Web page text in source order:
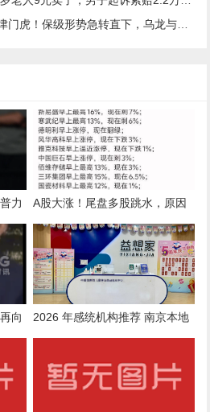
！保级形势急转直下，乌龙与失误成关键
力
A股大涨！尾盘多股跳水，原因
不找了
向
2026 年感统机构推荐 南京本地
测推荐榜